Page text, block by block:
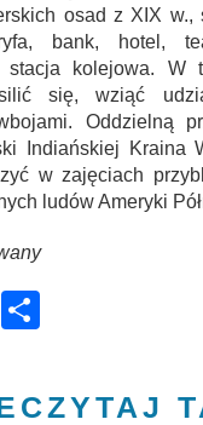
osad z XIX w.,
bank, hotel,
stacja kolejowa. W
się, wziąć
Oddzielną
Indiańskiej Kraina
w zajęciach
ludów Ameryki
Email